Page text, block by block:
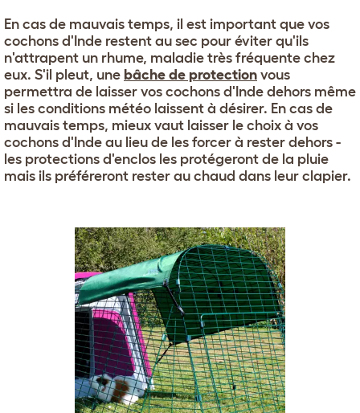
En cas de mauvais temps, il est important que vos
cochons d'Inde restent au sec pour éviter qu'ils
n'attrapent un rhume, maladie très fréquente chez
eux. S'il pleut, une bâche de protection vous
permettra de laisser vos cochons d'Inde dehors même
si les conditions météo laissent à désirer. En cas de
mauvais temps, mieux vaut laisser le choix à vos
cochons d'Inde au lieu de les forcer à rester dehors -
les protections d'enclos les protégeront de la pluie
mais ils préféreront rester au chaud dans leur clapier.